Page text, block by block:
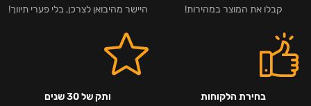
קבלו את המוצר במהירות!
היישר מהיבואן לצרכן, בלי פערי תיווך!
בחירת הלקוחות
ותק של 30 שנים